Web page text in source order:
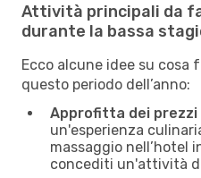
Attività principali da
durante la bassa
Ecco alcune idee su cosa
questo periodo dell’anno:
Approfitta dei prezzi
un'esperienza
massaggio nell’hotel
concediti un'attività